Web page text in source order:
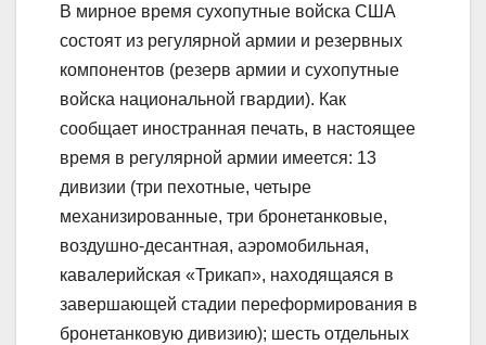
В мирное время сухопутные войска США
состоят из регулярной армии и резервных
компонентов (резерв армии и сухопутные
войска национальной гвардии). Как
сообщает иностранная печать, в настоящее
время в регулярной армии имеется: 13
дивизии (три пехотные, четыре
механизированные, три бронетанковые,
воздушно-десантная, аэромобильная,
кавалерийская «Трикап», находящаяся в
завершающей стадии переформирования в
бронетанковую дивизию); шесть отдельных